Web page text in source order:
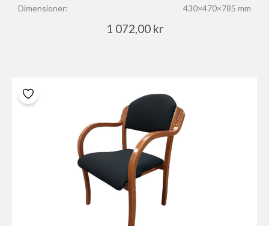
Dimensioner:
430×470×785 mm
1 072,00 kr